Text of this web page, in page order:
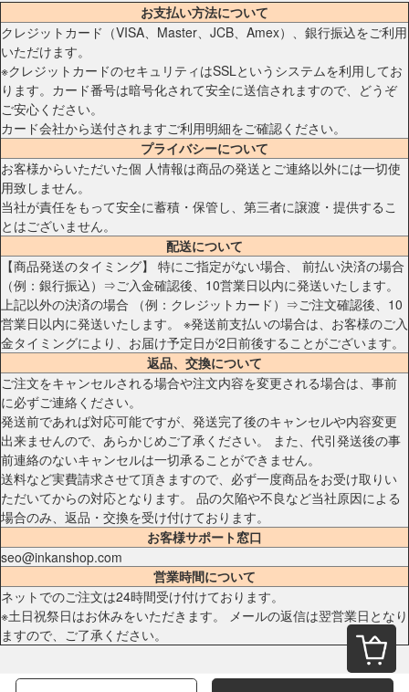
お支払い方法について
クレジットカード（VISA、Master、JCB、Amex）、銀行振込をご利用
いただけます。
※クレジットカードのセキュリティはSSLというシステムを利用してお
ります。カード番号は暗号化されて安全に送信されますので、どうぞ
ご安心ください。
カード会社から送付されますご利用明細をご確認ください。
プライバシーについて
お客様からいただいた個 人情報は商品の発送とご連絡以外には一切使
用致しません。
当社が責任をもって安全に蓄積・保管し、第三者に譲渡・提供するこ
とはございません。
配送について
【商品発送のタイミング】 特にご指定がない場合、 前払い決済の場合
（例：銀行振込）⇒ご入金確認後、10営業日以内に発送いたします。
上記以外の決済の場合 （例：クレジットカード）⇒ご注文確認後、10
営業日以内に発送いたします。 ※発送前支払いの場合は、お客様のご入
金タイミングにより、お届け予定日が2日前後することがございます。
返品、交換について
ご注文をキャンセルされる場合や注文内容を変更される場合は、事前
に必ずご連絡ください。
発送前であれば対応可能ですが、発送完了後のキャンセルや内容変更
出来ませんので、あらかじめご了承ください。 また、代引発送後の事
前連絡のないキャンセルは一切承ることができません。
送料など実費請求させて頂きますので、必ず一度商品をお受け取りい
ただいてからの対応となります。 品の欠陥や不良など当社原因による
場合のみ、返品・交換を受け付けております。
お客様サポート窓口
seo@inkanshop.com
営業時間について
ネットでのご注文は24時間受け付けております。
※土日祝祭日はお休みをいただきます。 メールの返信は翌営業日となり
ますので、ご了承ください。